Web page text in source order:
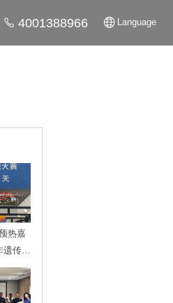
4001388966 Language
热嘉
传递